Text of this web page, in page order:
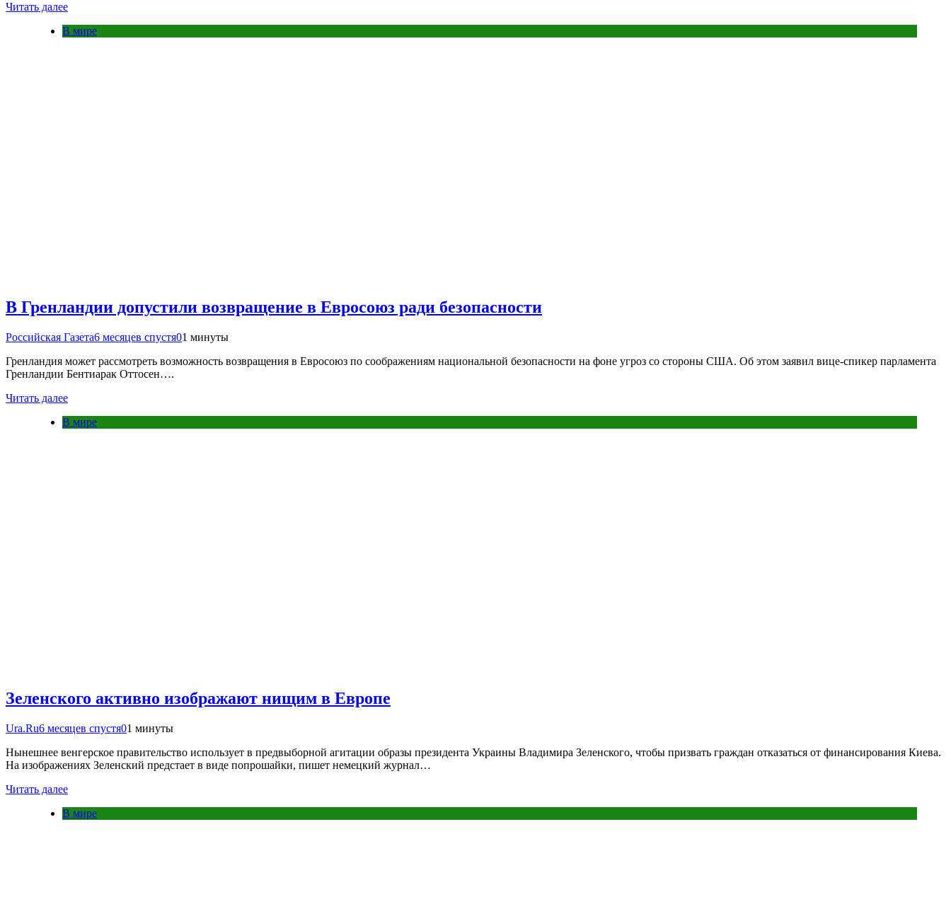
Читать далее
В мире
В Гренландии допустили возвращение в Евросоюз ради безопасности
Российская Газета6 месяцев спустя01 минуты
Гренландия может рассмотреть возможность возвращения в Евросоюз по соображениям национальной безопасности на фоне угроз со стороны США. Об этом заявил вице-спикер парламента
Гренландии Бентиарак Оттосен….
Читать далее
В мире
Зеленского активно изображают нищим в Европе
Ura.Ru6 месяцев спустя01 минуты
Нынешнее венгерское правительство использует в предвыборной агитации образы президента Украины Владимира Зеленского, чтобы призвать граждан отказаться от финансирования Киева.
На изображениях Зеленский предстает в виде попрошайки, пишет немецкий журнал…
Читать далее
В мире